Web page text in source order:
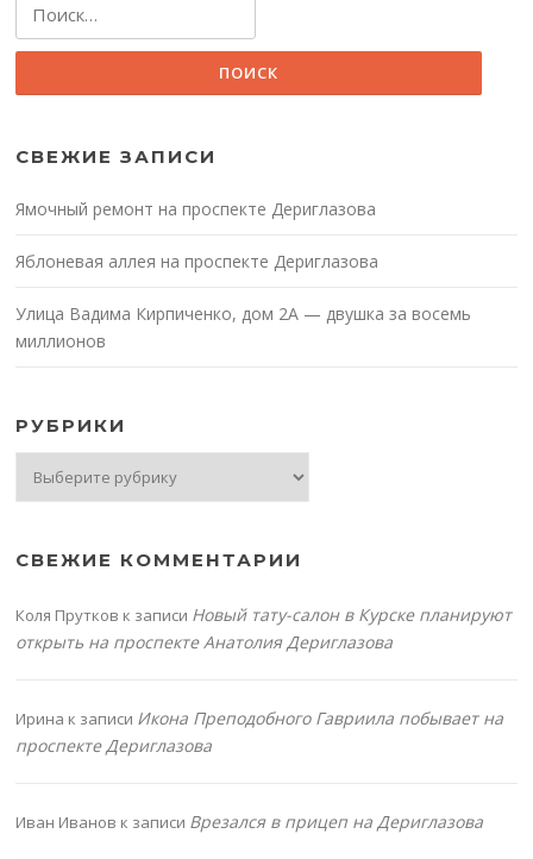
СВЕЖИЕ ЗАПИСИ
Ямочный ремонт на проспекте Дериглазова
Яблоневая аллея на проспекте Дериглазова
Улица Вадима Кирпиченко, дом 2А — двушка за восемь
миллионов
РУБРИКИ
СВЕЖИЕ КОММЕНТАРИИ
Коля Прутков к записи Новый тату-салон в Курске планируют
открыть на проспекте Анатолия Дериглазова
Ирина к записи Икона Преподобного Гавриила побывает на
проспекте Дериглазова
Иван Иванов к записи Врезался в прицеп на Дериглазова